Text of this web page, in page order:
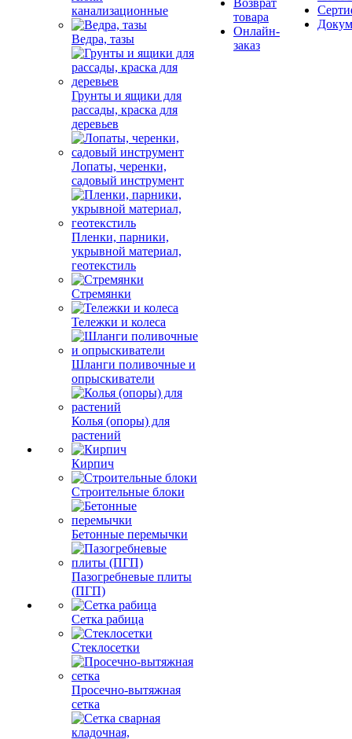
канализационные
Ведра, тазы
Грунты и ящики для
рассады, краска для
деревьев
Лопаты, черенки,
садовый инструмент
Пленки, парники,
укрывной материал,
геотекстиль
Стремянки
Тележки и колеса
Шланги поливочные и
опрыскиватели
Колья (опоры) для
растений
Кирпич
Строительные блоки
Бетонные перемычки
Пазогребневые плиты
(ПГП)
Сетка рабица
Стеклосетки
Просечно-вытяжная
сетка
Возврат
товара
Онлайн-
заказ